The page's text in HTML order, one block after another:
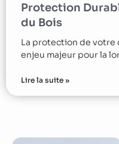
Protection
du Bois
La protection de votre
enjeu majeur pour la
Lire la suite »